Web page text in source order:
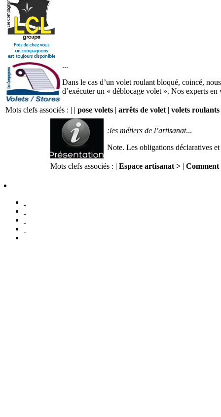
...
Dans le cas d’un volet roulant bloqué, coincé,
d’exécuter un « déblocage volet ». Nos experts
Mots clefs associés : | | pose volets | arrêts de volet | volets roulants
:les métiers de l’artisanat...
Note. Les obligations déclaratives
Mots clefs associés : | Espace artisanat > |